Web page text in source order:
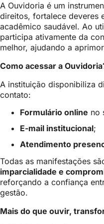
A Ouvidoria é um
direitos, fortalece deveres
acadêmico saudável. Ao
participa ativamente da
melhor, ajudando a
Como acessar a
A instituição disponibiliza
contato:
Formulário online no
E-mail institucional;
Atendimento
Todas as manifestações
imparcialidade e
reforçando a confiança
gestão.
Mais do que ouvir,